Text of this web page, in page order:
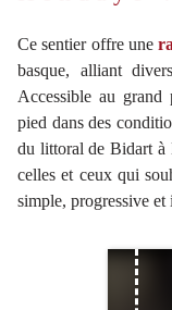
Ce sentier offre une
basque, alliant
Accessible au
pied dans des
du littoral de Bidart à
celles et ceux qui
simple, progressive et